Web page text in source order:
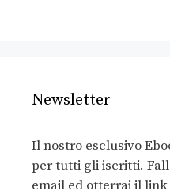
Newsletter
Il nostro esclusivo
per tutti gli iscritti.
email ed otterrai il